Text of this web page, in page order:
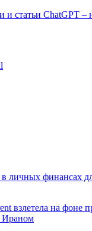
ChatGPT –
в личных финансах
взлетела на фоне